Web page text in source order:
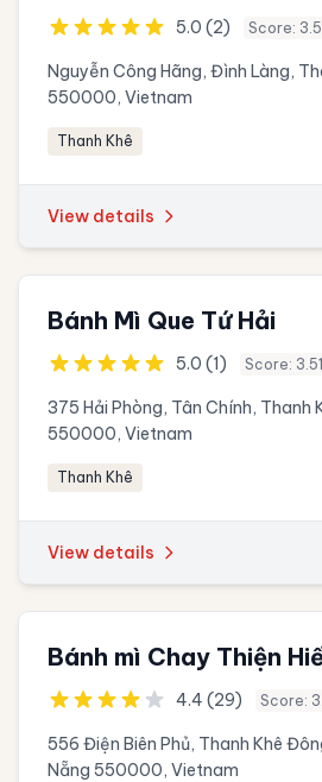
5.0 (2) Score:
Nguyễn Công Hãng, Đình Làng,
550000, Vietnam
Thanh Khê
View details
Bánh Mì Que Tứ Hải
5.0 (1) Score: 3.51
375 Hải Phòng, Tân Chính, Thanh
550000, Vietnam
Thanh Khê
View details
Bánh mì Chay Thiện
4.4 (29) Score:
556 Điện Biên Phủ, Thanh Khê
Nẵng 550000, Vietnam